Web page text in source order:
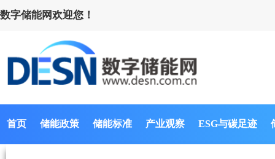
数字储能网欢迎您！
首页 储能政策 储能标准 产业观察 ESG与碳足迹